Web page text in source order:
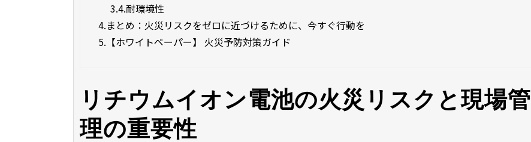
3.4.耐環境性
4.まとめ：火災リスクをゼロに近づけるために、今すぐ行動を
5. 【ホワイトペーパー】 火災予防対策ガイド
リチウムイオン電池の火災リスクと現場管
理の重要性